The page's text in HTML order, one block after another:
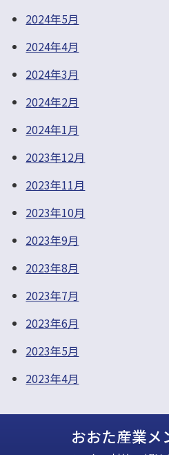
2024年5月
2024年4月
2024年3月
2024年2月
2024年1月
2023年12月
2023年11月
2023年10月
2023年9月
2023年8月
2023年7月
2023年6月
2023年5月
2023年4月
おおた産業メ